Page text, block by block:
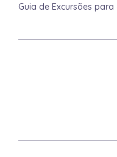
Guia de Excursões para